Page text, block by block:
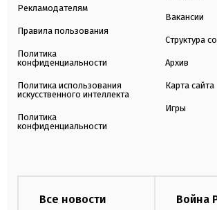
Рекламодателям
Правила пользования
Политика
конфиденциальности
Политика использования
искусственного интеллекта
Политика
конфиденциальности
Вакансии
Структура
Архив
Карта сайта
Игры
Все новости
Война